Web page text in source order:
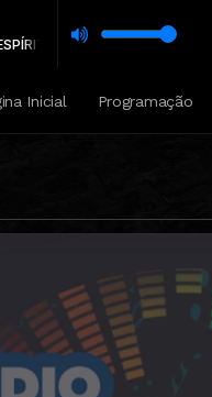
Rádio Missionária Filadélfia
Shirley Carvalhães - Quem
Inicial Programação